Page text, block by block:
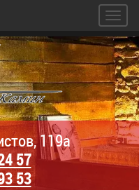
119а
57
53